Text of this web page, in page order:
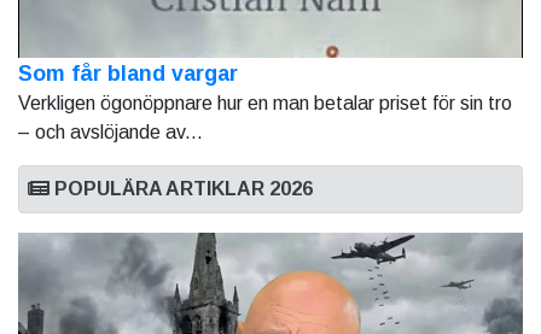
Som får bland vargar
Verkligen ögonöppnare hur en man betalar priset för sin tro
– och avslöjande av...
POPULÄRA ARTIKLAR 2026